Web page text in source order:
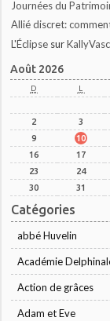
Journées du
Allié discret:
L'Éclipse sur
Août 2026
D L
2
3
9
10
16
17
23
24
30
31
Catégories
abbé Huvelin
Académie
Action de grâces
Adam et Eve